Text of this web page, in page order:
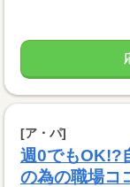
[ア・パ]
週0でもOK!?
の為の職場